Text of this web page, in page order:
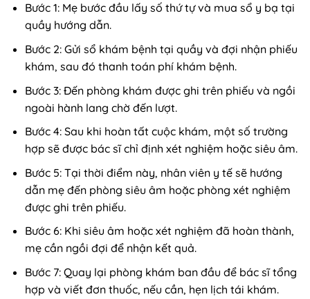
Bước 1: Mẹ bước đầu lấy số thứ tự và mua sổ y bạ tại
quầy hướng dẫn.
Bước 2: Gửi sổ khám bệnh tại quầy và đợi nhận phiếu
khám, sau đó thanh toán phí khám bệnh.
Bước 3: Đến phòng khám được ghi trên phiếu và ngồi
ngoài hành lang chờ đến lượt.
Bước 4: Sau khi hoàn tất cuộc khám, một số trường
hợp sẽ được bác sĩ chỉ định xét nghiệm hoặc siêu âm.
Bước 5: Tại thời điểm này, nhân viên y tế sẽ hướng
dẫn mẹ đến phòng siêu âm hoặc phòng xét nghiệm
được ghi trên phiếu.
Bước 6: Khi siêu âm hoặc xét nghiệm đã hoàn thành,
mẹ cần ngồi đợi để nhận kết quả.
Bước 7: Quay lại phòng khám ban đầu để bác sĩ tổng
hợp và viết đơn thuốc, nếu cần, hẹn lịch tái khám.